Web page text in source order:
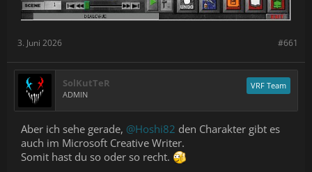
#661
3. Juni 2026
SolKutTeR
ADMIN
VRF Team
Aber ich sehe gerade, @Hoshi82 den Charakter gibt es
auch im Microsoft Creative Writer.
Somit hast du so oder so recht.